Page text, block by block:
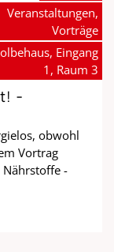
-
obwohl
Vortrag
-
Veranstaltungen,
Vorträge
Eingang
1, Raum 3